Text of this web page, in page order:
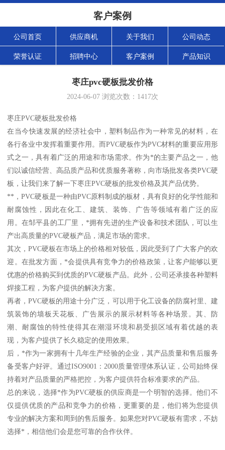
客户案例
公司首页 供应商机 关于我们 公司动态
荣誉认证 招聘中心 客户案例 产品知识
枣庄pvc硬板批发价格
2024-06-07 浏览次数： 1417次
枣庄PVC硬板批发价格
在当今快速发展的经济社会中，塑料制品作为一种常见的材料，在
各行各业中发挥着重要作用。而PVC硬板作为PVC材料的重要应用形
式之一，具有着广泛的用途和市场需求。作为*的主要产品之一，他
们以诚信经营、高品质产品和优质服务著称，向市场批发各类PVC硬
板，让我们来了解一下枣庄PVC硬板的批发价格及其产品优势。
**，PVC硬板是一种由PVC原料制成的板材，具有良好的化学性能和
耐腐蚀性，因此在化工、建筑、装饰、广告等领域有着广泛的应
用。在邹平县的工厂里，*拥有先进的生产设备和技术团队，可以生
产出高质量的PVC硬板产品，满足市场的需求。
其次，PVC硬板在市场上的价格相对较低，因此受到了广大客户的欢
迎。在批发方面，*会提供具有竞争力的价格政策，让客户能够以更
优惠的价格购买到优质的PVC硬板产品。此外，公司还承接各种塑料
焊接工程，为客户提供的解决方案。
再者，PVC硬板的用途十分广泛，可以用于化工设备的防腐衬里、建
筑装饰的墙板天花板、广告展示的展示材料等各种场景。其、防
潮、耐腐蚀的特性使得其在潮湿环境和易受损区域有着优越的表
现，为客户提供了长久稳定的使用效果。
后，*作为一家拥有十几年生产经验的企业，其产品质量和售后服务
备受客户好评。通过ISO9001：2000质量管理体系认证，公司始终保
持着对产品质量的严格把控，为客户提供符合标准要求的产品。
总的来说，选择*作为PVC硬板的供应商是一个明智的选择。他们不
仅提供优质的产品和竞争力的价格，更重要的是，他们将为您提供
专业的解决方案和周到的售后服务。如果您对PVC硬板有需求，不妨
选择*，相信他们会是您可靠的合作伙伴。